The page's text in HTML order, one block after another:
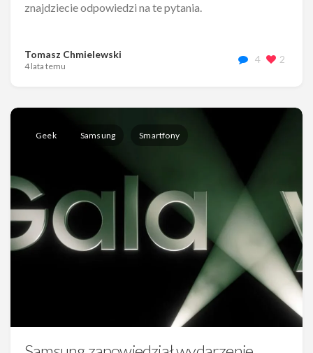
znajdziecie odpowiedzi na te pytania.
Tomasz Chmielewski
4 lata temu
4 2
Geek Samsung Smartfony